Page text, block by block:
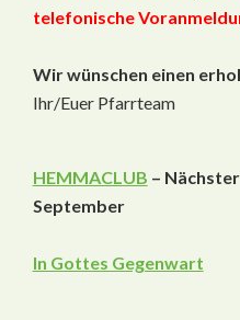
telefonische
Wir wünschen einen
Ihr/Euer Pfarrteam
HEMMACLUB –
September
In Gottes Gegenwart